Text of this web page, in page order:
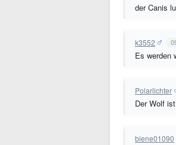
der Canis
k3552
Es werden
Polarlichter
Der Wolf
biene01090